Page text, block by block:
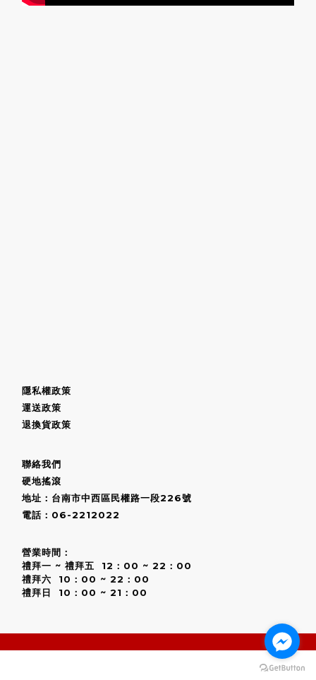
隱私權政策
運送政策
退換貨政策
聯絡我們
硬地搖滾
地址：台南市中西區民權路一段226號
電話：06-2212022
營業時間：
禮拜一 ~ 禮拜五 12：00 ~ 22：00
禮拜六 10：00 ~ 22：00
禮拜日 10：00 ~ 21：00